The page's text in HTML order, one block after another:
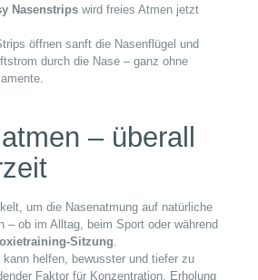
Nasenstrips wird freies Atmen jetzt
öffnen sanft die Nasenflügel und
durch die Nase – ganz ohne
– überall
um die Nasenatmung auf natürliche
– ob im Alltag, beim Sport oder während
Sitzung.
helfen, bewusster und tiefer zu
Faktor für Konzentration, Erholung